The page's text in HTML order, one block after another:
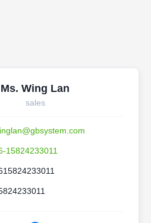
Ms. Wing Lan
sales
15824233011